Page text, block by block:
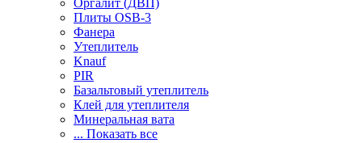
Оргалит (ДВП)
Плиты OSB-3
Фанера
Утеплитель
Knauf
PIR
Базальтовый утеплитель
Клей для утеплителя
Минеральная вата
... Показать все